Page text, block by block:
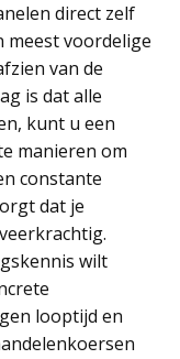
direct zelf
meest voordelige
van de
is dat alle
kunt u een
manieren om
constante
dat je
wilt
looptijd en